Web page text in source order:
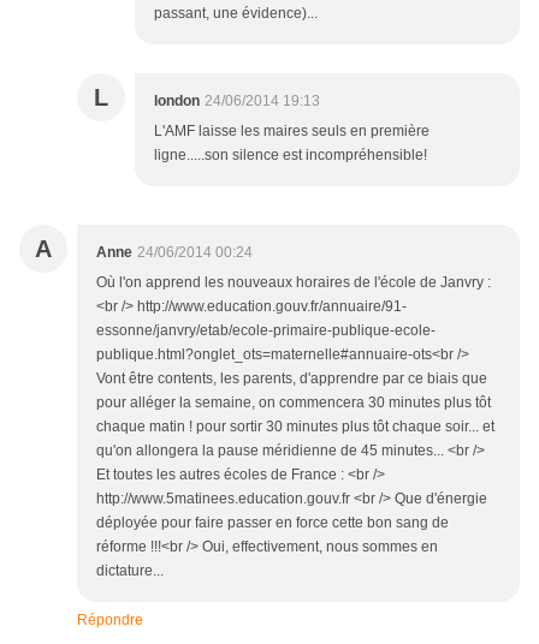
passant, une évidence)...
L london 24/06/2014 19:13
L'AMF laisse les maires seuls en première
ligne.....son silence est incompréhensible!
A Anne 24/06/2014 00:24
Où l'on apprend les nouveaux horaires de l'école de Janvry :
<br /> http://www.education.gouv.fr/annuaire/91-
essonne/janvry/etab/ecole-primaire-publique-ecole-
publique.html?onglet_ots=maternelle#annuaire-ots<br />
Vont être contents, les parents, d'apprendre par ce biais que
pour alléger la semaine, on commencera 30 minutes plus tôt
chaque matin ! pour sortir 30 minutes plus tôt chaque soir... et
qu'on allongera la pause méridienne de 45 minutes... <br />
Et toutes les autres écoles de France : <br />
http://www.5matinees.education.gouv.fr <br /> Que d'énergie
déployée pour faire passer en force cette bon sang de
réforme !!!<br /> Oui, effectivement, nous sommes en
dictature...
Répondre